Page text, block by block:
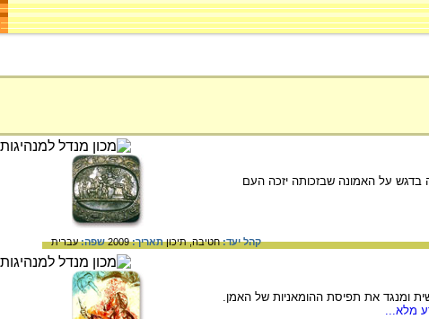
על האמונה שבזכותה יזכה העם
קהל יעד:חטיבה,תיכוןתאריך:2009 שפה:עברית
ומנגד את תפיסת ההומאניות של האמן.
מלא...